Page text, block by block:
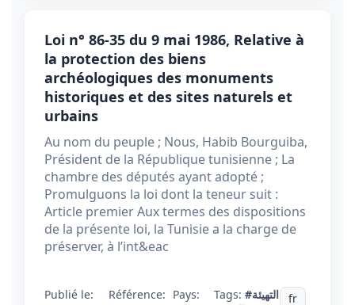
Loi n° 86-35 du 9 mai 1986, Relative à
la protection des biens
archéologiques des monuments
historiques et des sites naturels et
urbains
Au nom du peuple ; Nous, Habib Bourguiba,
Président de la République tunisienne ; La
chambre des députés ayant adopté ;
Promulguons la loi dont la teneur suit :
Article premier Aux termes des dispositions
de la présente loi, la Tunisie a la charge de
préserver, à l’int&eac
Publié le:
Référence: Pays:
Tags: #التهيئة
fr